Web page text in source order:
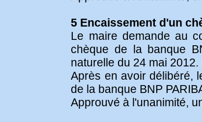
5 Encaissement d'un
Le maire demande au
chèque de la banque
naturelle du 24 mai
Après en avoir délibéré,
de la banque BNP
Approuvé à l'unanimité,